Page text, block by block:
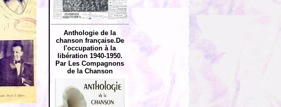
Anthologie de la
chanson française.De
l'occupation à la
libération 1940-1950.
Par Les Compagnons
de la Chanson